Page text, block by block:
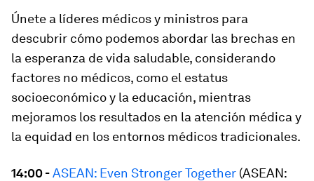
Únete a líderes médicos y ministros para
descubrir cómo podemos abordar las brechas en
la esperanza de vida saludable, considerando
factores no médicos, como el estatus
socioeconómico y la educación, mientras
mejoramos los resultados en la atención médica y
la equidad en los entornos médicos tradicionales.
14:00 -ASEAN: Even Stronger Together (ASEAN: